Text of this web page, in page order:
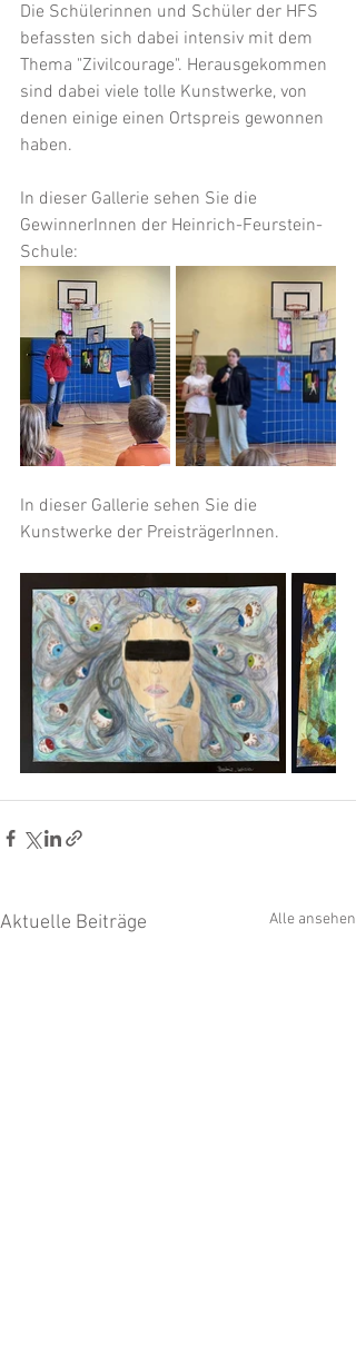
Die Schülerinnen und Schüler der HFS
befassten sich dabei intensiv mit dem
Thema "Zivilcourage". Herausgekommen
sind dabei viele tolle Kunstwerke, von
denen einige einen Ortspreis gewonnen
haben.
In dieser Gallerie sehen Sie die
GewinnerInnen der Heinrich-Feurstein-
Schule:
In dieser Gallerie sehen Sie die
Kunstwerke der PreisträgerInnen.
Aktuelle Beiträge Alle ansehen